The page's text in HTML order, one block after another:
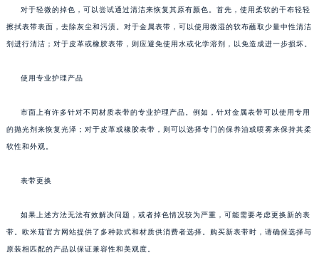
对于轻微的掉色，可以尝试通过清洁来恢复其原有颜色。首先，使用柔软的干布轻轻
擦拭表带表面，去除灰尘和污渍。对于金属表带，可以使用微湿的软布蘸取少量中性清洁
剂进行清洁；对于皮革或橡胶表带，则应避免使用水或化学溶剂，以免造成进一步损坏。
使用专业护理产品
市面上有许多针对不同材质表带的专业护理产品。例如，针对金属表带可以使用专用
的抛光剂来恢复光泽；对于皮革或橡胶表带，则可以选择专门的保养油或喷雾来保持其柔
软性和外观。
表带更换
如果上述方法无法有效解决问题，或者掉色情况较为严重，可能需要考虑更换新的表
带。欧米茄官方网站提供了多种款式和材质供消费者选择。购买新表带时，请确保选择与
原装相匹配的产品以保证兼容性和美观度。